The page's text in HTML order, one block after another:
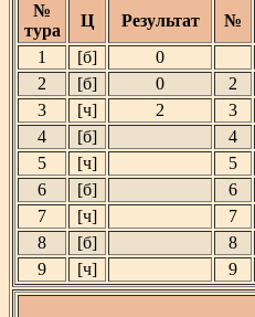
№
тура
Ц Результат №
1
[б]
0
2
[б] 0 2
3
[ч] 2 3
4
[б] 4
5
[ч] 5
6
[б] 6
7
[ч] 7
8
[б] 8
9
[ч] 9